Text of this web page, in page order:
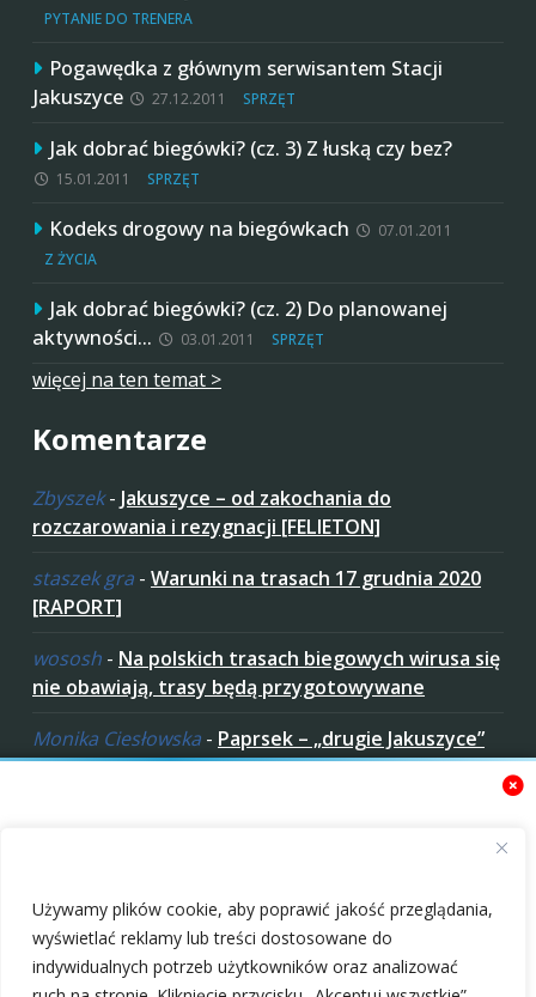
Używamy plików cookie, aby poprawić jakość przeglądania,
wyświetlać reklamy lub treści dostosowane do
indywidualnych potrzeb użytkowników oraz analizować
PYTANIE DO TRENERA
Pogawędka z głównym serwisantem Stacji
Jakuszyce
27.12.2011 SPRZĘT
Jak dobrać biegówki? (cz. 3) Z łuską czy bez?
15.01.2011 SPRZĘT
Kodeks drogowy na biegówkach
07.01.2011
Z ŻYCIA
Jak dobrać biegówki? (cz. 2) Do planowanej
aktywności…
03.01.2011 SPRZĘT
więcej na ten temat >
Komentarze
Zbyszek- Jakuszyce – od zakochania do
rozczarowania i rezygnacji [FELIETON]
staszek gra - Warunki na trasach 17 grudnia 2020
[RAPORT]
wososh - Na polskich trasach biegowych wirusa się
nie obawiają, trasy będą przygotowywane
Monika Ciesłowska - Paprsek – „drugie Jakuszyce”
w „czeskich Bieszczadach”